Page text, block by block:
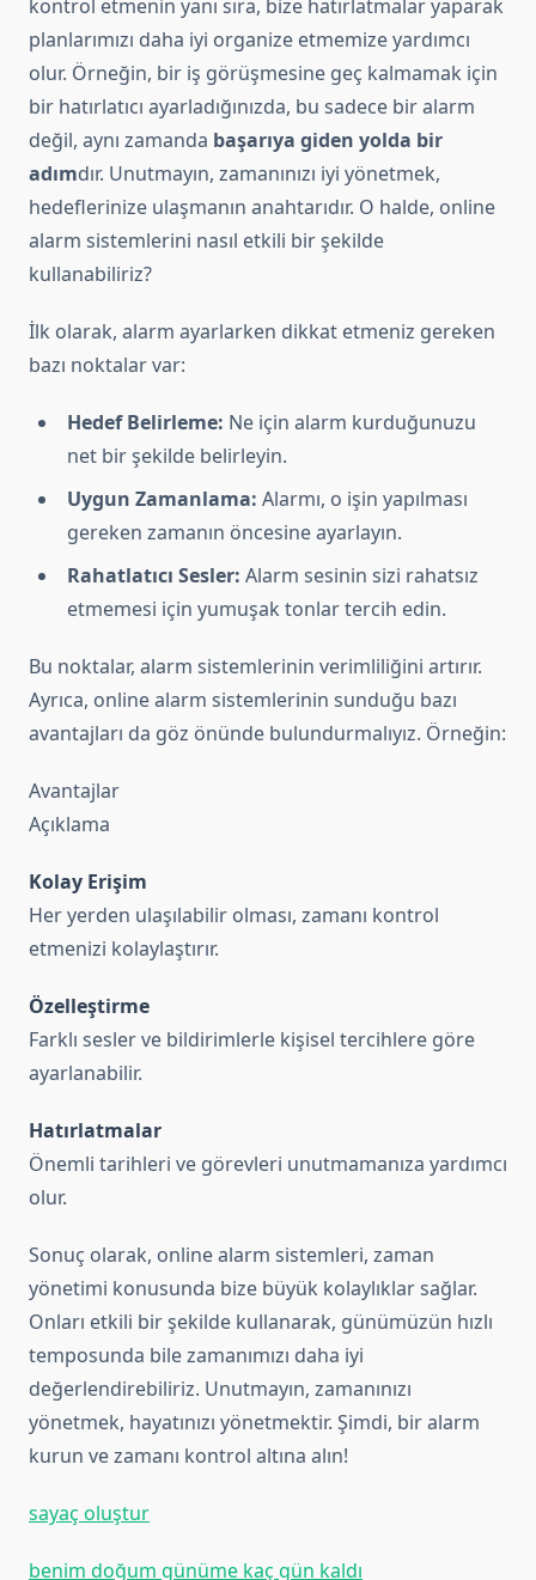
kontrol etmenin yanı sıra, bize hatırlatmalar yaparak
planlarımızı daha iyi organize etmemize yardımcı
olur. Örneğin, bir iş görüşmesine geç kalmamak için
bir hatırlatıcı ayarladığınızda, bu sadece bir alarm
değil, aynı zamanda başarıya giden yolda bir
adımdır. Unutmayın, zamanınızı iyi yönetmek,
hedeflerinize ulaşmanın anahtarıdır. O halde, online
alarm sistemlerini nasıl etkili bir şekilde
kullanabiliriz?
İlk olarak, alarm ayarlarken dikkat etmeniz gereken
bazı noktalar var:
Hedef Belirleme: Ne için alarm kurduğunuzu
net bir şekilde belirleyin.
Uygun Zamanlama: Alarmı, o işin yapılması
gereken zamanın öncesine ayarlayın.
Rahatlatıcı Sesler: Alarm sesinin sizi rahatsız
etmemesi için yumuşak tonlar tercih edin.
Bu noktalar, alarm sistemlerinin verimliliğini artırır.
Ayrıca, online alarm sistemlerinin sunduğu bazı
avantajları da göz önünde bulundurmalıyız. Örneğin:
Avantajlar
Açıklama
Kolay Erişim
Her yerden ulaşılabilir olması, zamanı kontrol
etmenizi kolaylaştırır.
Özelleştirme
Farklı sesler ve bildirimlerle kişisel tercihlere göre
ayarlanabilir.
Hatırlatmalar
Önemli tarihleri ve görevleri unutmamanıza yardımcı
olur.
Sonuç olarak, online alarm sistemleri, zaman
yönetimi konusunda bize büyük kolaylıklar sağlar.
Onları etkili bir şekilde kullanarak, günümüzün hızlı
temposunda bile zamanımızı daha iyi
değerlendirebiliriz. Unutmayın, zamanınızı
yönetmek, hayatınızı yönetmektir. Şimdi, bir alarm
kurun ve zamanı kontrol altına alın!
sayaç oluştur
benim doğum günüme kaç gün kaldı